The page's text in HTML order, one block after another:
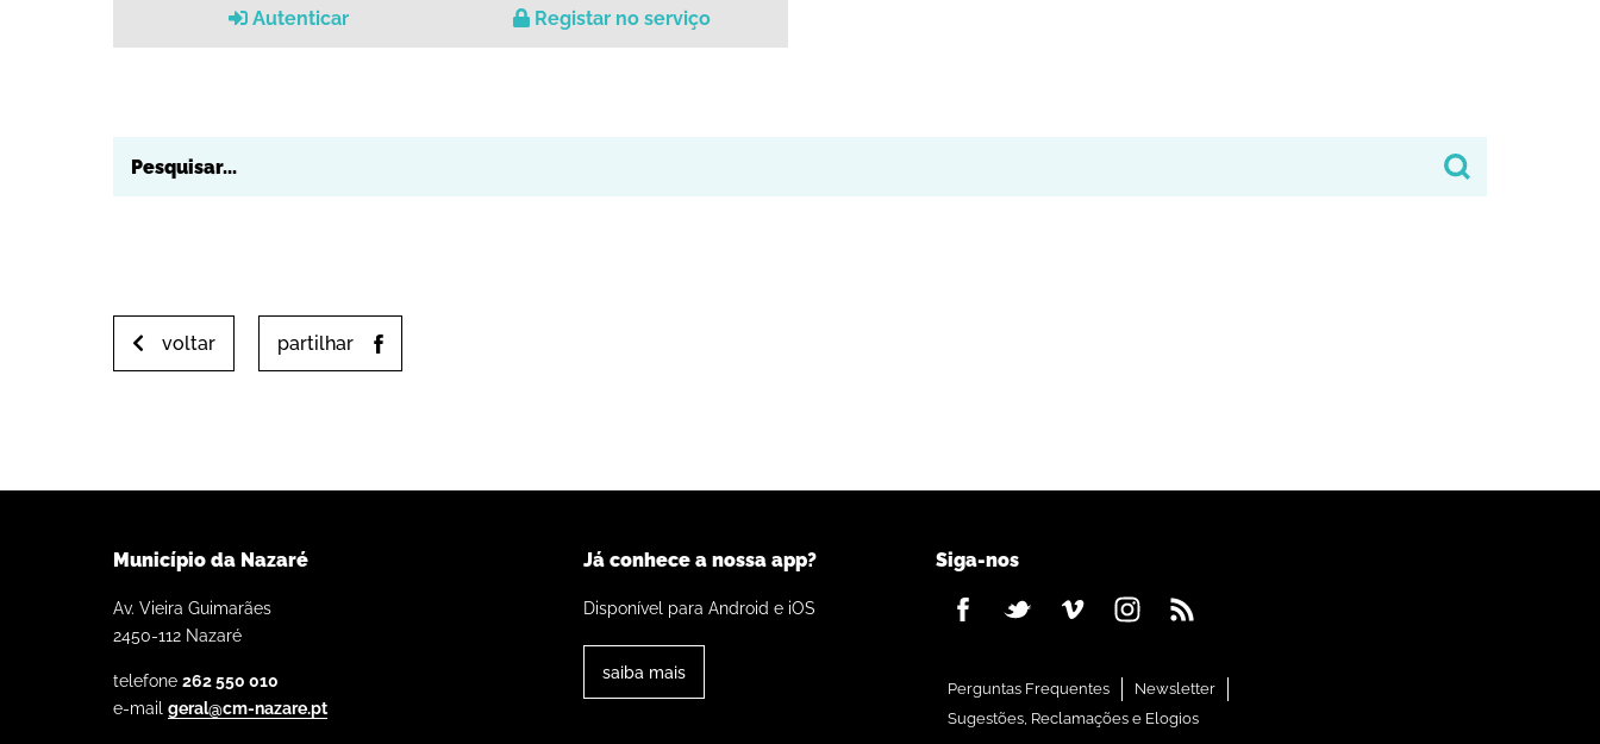
Autenticar Registar no serviço
voltar partilhar
Município da Nazaré
Av. Vieira Guimarães
2450-112 Nazaré
telefone 262 550 010
e-mail geral@cm-nazare.pt
Já conhece a nossa app?
Disponível para Android e iOS
saiba mais
Siga-nos
Perguntas Frequentes
Newsletter
Sugestões, Reclamações e Elogios